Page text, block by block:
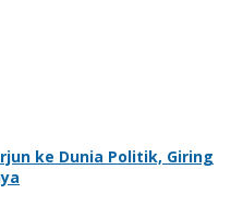
ke Dunia Politik, Giring